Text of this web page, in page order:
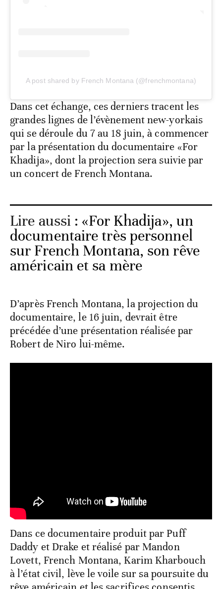
A post shared by French Montana (@frenchmontana)
Dans cet échange, ces derniers tracent les
grandes lignes de l’évènement new-yorkais
qui se déroule du 7 au 18 juin, à commencer
par la présentation du documentaire «For
Khadija», dont la projection sera suivie par
un concert de French Montana.
Lire aussi : «For Khadija», un
documentaire très personnel
sur French Montana, son rêve
américain et sa mère
D’après French Montana, la projection du
documentaire, le 16 juin, devrait être
précédée d’une présentation réalisée par
Robert de Niro lui-même.
Dans ce documentaire produit par Puff
Daddy et Drake et réalisé par Mandon
Lovett, French Montana, Karim Kharbouch
à l’état civil, lève le voile sur sa poursuite du